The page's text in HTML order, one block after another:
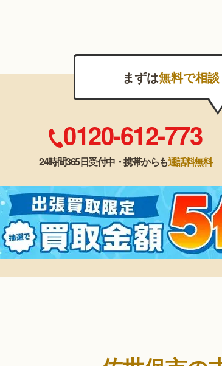
まずは無料で相談
0120-612-773
24時間365日受付中・携帯からも通話料無料